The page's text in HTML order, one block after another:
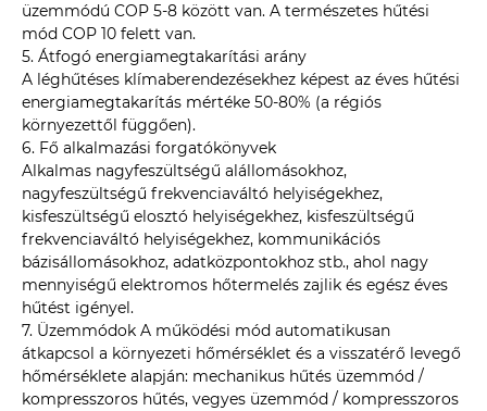
üzemmódú COP 5-8 között van. A természetes hűtési
mód COP 10 felett van.
5. Átfogó energiamegtakarítási arány
A léghűtéses klímaberendezésekhez képest az éves hűtési
energiamegtakarítás mértéke 50-80% (a régiós
környezettől függően).
6. Fő alkalmazási forgatókönyvek
Alkalmas nagyfeszültségű alállomásokhoz,
nagyfeszültségű frekvenciaváltó helyiségekhez,
kisfeszültségű elosztó helyiségekhez, kisfeszültségű
frekvenciaváltó helyiségekhez, kommunikációs
bázisállomásokhoz, adatközpontokhoz stb., ahol nagy
mennyiségű elektromos hőtermelés zajlik és egész éves
hűtést igényel.
7. Üzemmódok A működési mód automatikusan
átkapcsol a környezeti hőmérséklet és a visszatérő levegő
hőmérséklete alapján: mechanikus hűtés üzemmód /
kompresszoros hűtés, vegyes üzemmód / kompresszoros